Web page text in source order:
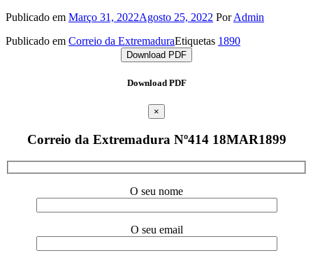
Publicado em Março 31, 2022Agosto 25, 2022 PorAdmin
Publicado em Correio da ExtremaduraEtiquetas 1890
Download PDF
Download PDF
×
Correio da Extremadura Nº414 18MAR1899
O seu nome
O seu email